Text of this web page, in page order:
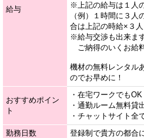
給与
※上記の給与は１人
（例）１時間に３
合は上記の時給×３人
※給与交渉も出来ま
ご納得のいくお給
機材の無料レンタル
のでお早めに！
おすすめポイン
ト
・在宅ワークでもOK
・通勤ルーム無料貸
・チャットサイト全
勤務日数
登録制で貴方の都合